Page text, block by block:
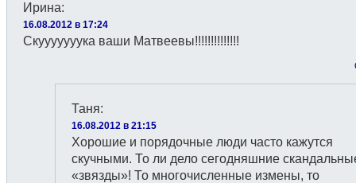
Ирина:
16.08.2012 в 17:24
Скууууууука ваши Матвеевы!!!!!!!!!!!!!!
Таня:
16.08.2012 в 21:15
Хорошие и порядочные люди часто кажутся
скучными. То ли дело сегодняшние
«звязды»! То многочисленные измены, то